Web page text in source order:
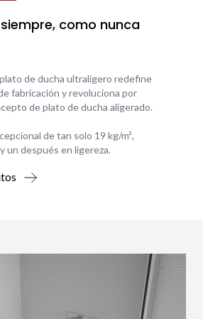
como nunca
de ducha ultraligero redefine
fabricación y revoluciona por
de plato de ducha aligerado.
de tan solo 19 kg/m²,
un después en ligereza.